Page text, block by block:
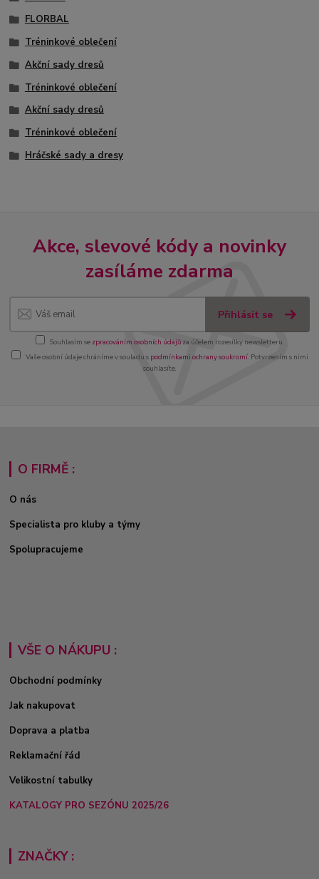
FLORBAL
Tréninkové oblečení
Akční sady dresů
Tréninkové oblečení
Akční sady dresů
Tréninkové oblečení
Hráčské sady a dresy
Akce, slevové kódy a novinky
zasíláme zdarma
Přihlásit se
Souhlasím se zpracováním osobních údajůza účelem rozesílky newsletteru.
Vaše osobní údaje chráníme v souladu s podmínkami ochrany soukromí. Potvrzením s nimi
souhlasíte.
O FIRMĚ :
O nás
Specialista pro kluby a týmy
Spolupracujeme
VŠE O NÁKUPU :
Obchodní podmínky
Jak nakupovat
Doprava a platba
Reklamační řád
Velikostní tabulky
KATALOGY PRO SEZÓNU 2025/26
ZNAČKY :